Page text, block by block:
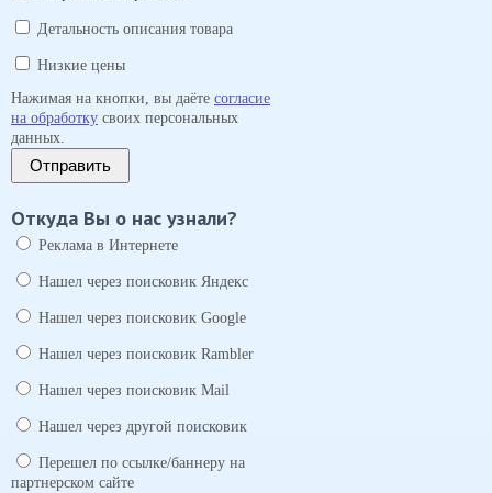
Детальность описания товара
Низкие цены
Нажимая на кнопки, вы даёте согласие
на обработку своих персональных
данных.
Отправить
Откуда Вы о нас узнали?
Реклама в Интернете
Нашел через поисковик Яндекс
Нашел через поисковик Google
Нашел через поисковик Rambler
Нашел через поисковик Mail
Нашел через другой поисковик
Перешел по ссылке/баннеру на
партнерском сайте